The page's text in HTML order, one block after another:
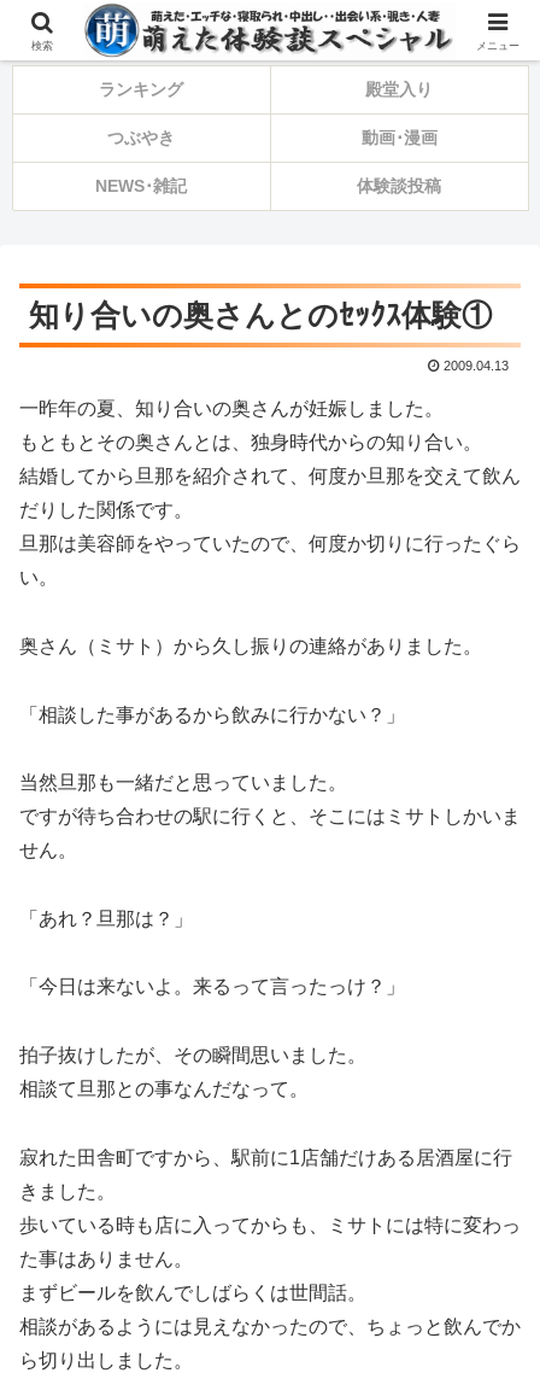
⚠️備忘録・告知・ひとり言⚠️
ランキング 殿堂入り
つぶやき 動画･漫画
NEWS･雑記 体験談投稿
知り合いの奥さんとのｾｯｸｽ体験①
2009.04.13
一昨年の夏、知り合いの奥さんが妊娠しました。
もともとその奥さんとは、独身時代からの知り合い。
結婚してから旦那を紹介されて、何度か旦那を交えて飲ん
だりした関係です。
旦那は美容師をやっていたので、何度か切りに行ったぐら
い。
奥さん（ミサト）から久し振りの連絡がありました。
「相談した事があるから飲みに行かない？」
当然旦那も一緒だと思っていました。
ですが待ち合わせの駅に行くと、そこにはミサトしかいま
せん。
「あれ？旦那は？」
「今日は来ないよ。来るって言ったっけ？」
拍子抜けしたが、その瞬間思いました。
相談て旦那との事なんだなって。
寂れた田舎町ですから、駅前に1店舗だけある居酒屋に行
きました。
歩いている時も店に入ってからも、ミサトには特に変わっ
た事はありません。
まずビールを飲んでしばらくは世間話。
相談があるようには見えなかったので、ちょっと飲んでか
ら切り出しました。
検索 メニュー